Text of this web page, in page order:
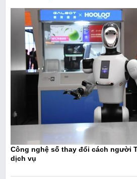
Công nghệ số thay đổi cách người
dịch vụ